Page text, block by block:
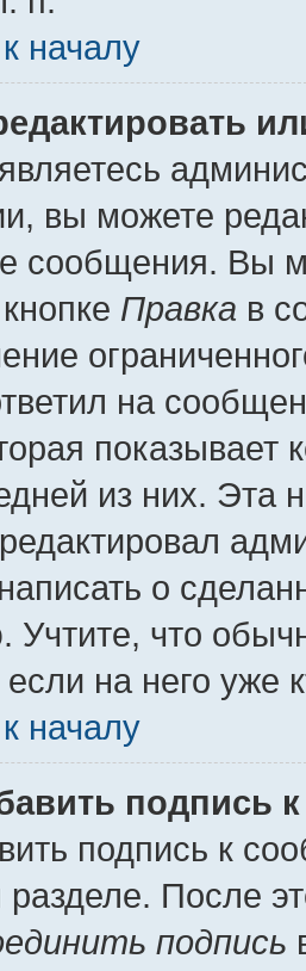
началу
вы можете
сообщения. Вы
Правка в
на
показывает
из них. Эта
о
Учтите, что
на него уже
началу
подпись
подпись к
После
подпись